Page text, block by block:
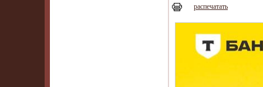
распечатать